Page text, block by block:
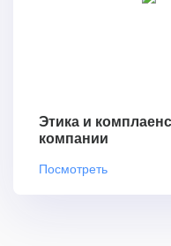
Этика и
компании
Посмотреть